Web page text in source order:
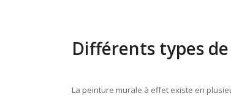
Différents types
La peinture murale à effet existe en